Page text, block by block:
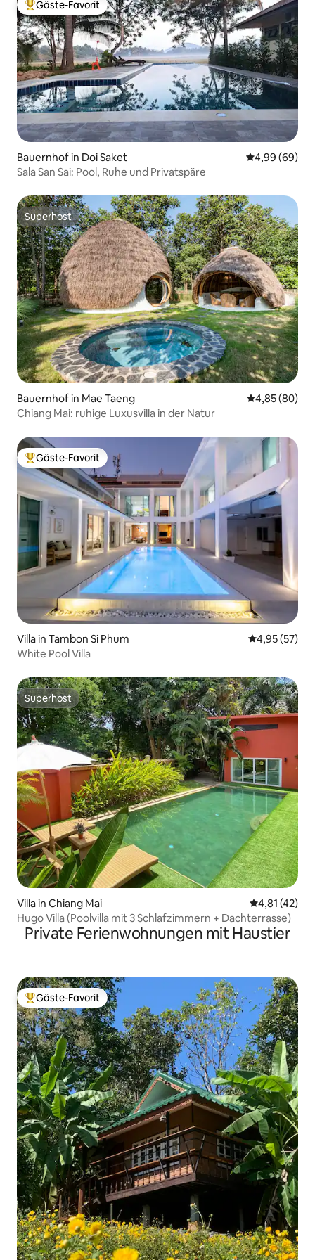
Beliebter Gäste-Favorit.
Gäste-Favorit
Bauernhof in Doi Saket
4,99 (69)
Sala San Sai: Pool, Ruhe und Privatspäre
Superhost
Superhost
Bauernhof in Mae Taeng
4,85 (80)
Chiang Mai: ruhige Luxusvilla in der Natur
Beliebter Gäste-Favorit.
Gäste-Favorit
Villa in Tambon Si Phum
4,95 (57)
White Pool Villa
Superhost
Superhost
Villa in Chiang Mai
4,81 (42)
Hugo Villa (Poolvilla mit 3 Schlafzimmern + Dachterrasse)
Private Ferienwohnungen mit Haustier
Beliebter Gäste-Favorit.
Gäste-Favorit